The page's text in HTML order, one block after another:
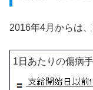
2016年4月からは
1日あたりの傷病